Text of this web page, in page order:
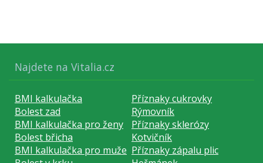
Najdete na Vitalia.cz
BMI kalkulačka
Příznaky cukrovky
Bolest zad
Rýmovník
BMI kalkulačka pro ženy
Příznaky sklerózy
Bolest břicha
Kotvičník
BMI kalkulačka pro muže Příznaky zápalu plic